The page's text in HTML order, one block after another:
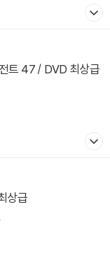
트 47 / DVD 최상급
상급